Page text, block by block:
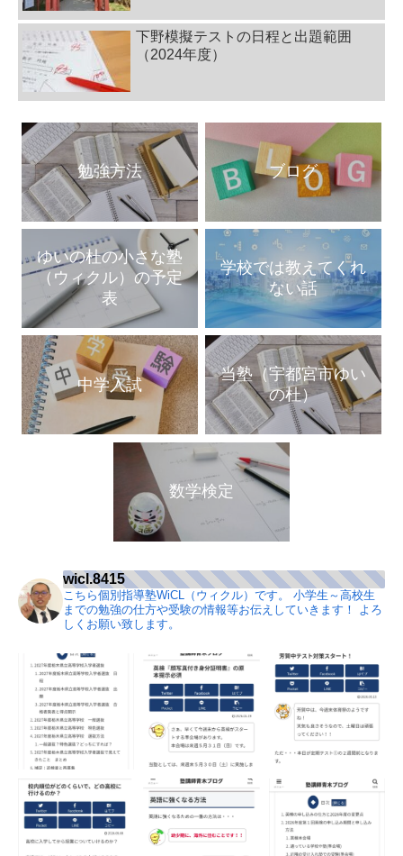
下野模擬テストの日程と出題範囲
（2024年度）
勉強方法 ブログ
ゆいの杜の小さな塾
（ウィクル）の予定
表
学校では教えてくれ
ない話
中学入試
当塾（宇都宮市ゆい
の杜）
数学検定
wicl.8415
こちら個別指導塾WiCL（ウィクル）です。
小学生～高校生
までの勉強の仕方や受験の情報等お伝えしていきます！
よろ
しくお願い致します。